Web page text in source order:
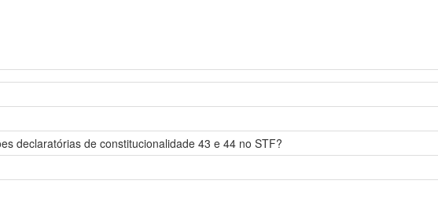
declaratórias de constitucionalidade 43 e 44 no STF?